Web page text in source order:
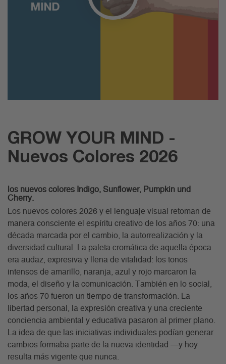
GROW YOUR MIND -
Nuevos Colores 2026
los nuevos colores Indigo, Sunflower, Pumpkin und
Cherry.
Los nuevos colores 2026 y el lenguaje visual retoman de
manera consciente el espíritu creativo de los años 70: una
década marcada por el cambio, la autorrealización y la
diversidad cultural. La paleta cromática de aquella época
era audaz, expresiva y llena de vitalidad: los tonos
intensos de amarillo, naranja, azul y rojo marcaron la
moda, el diseño y la comunicación. También en lo social,
los años 70 fueron un tiempo de transformación. La
libertad personal, la expresión creativa y una creciente
conciencia ambiental y educativa pasaron al primer plano.
La idea de que las iniciativas individuales podían generar
cambios formaba parte de la nueva identidad —y hoy
resulta más vigente que nunca.